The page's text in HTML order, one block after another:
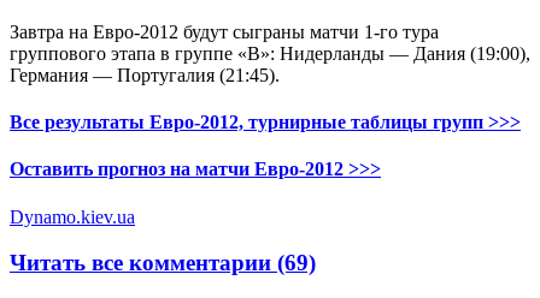
Завтра на Евро-2012 будут сыграны матчи 1-го тура
группового этапа в группе «В»: Нидерланды — Дания (19:00),
Германия — Португалия (21:45).
Все результаты Евро-2012, турнирные таблицы групп >>>
Оставить прогноз на матчи Евро-2012 >>>
Dynamo.kiev.ua
Читать все комментарии (69)